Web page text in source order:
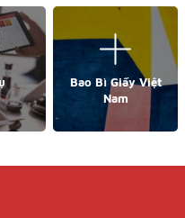
Bao Bì Giấy Việt
Nam